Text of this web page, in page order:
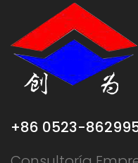
+86 0523-